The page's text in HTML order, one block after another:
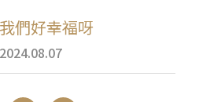
們好幸福呀
2024.08.07